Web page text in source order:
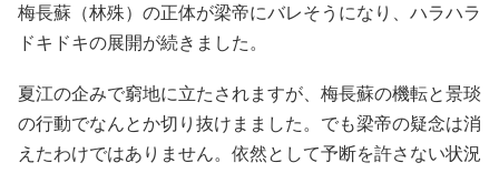
梅長蘇（林殊）の正体が梁帝にバレそうになり、ハラハラ
ドキドキの展開が続きました。
夏江の企みで窮地に立たされますが、梅長蘇の機転と景琰
の行動でなんとか切り抜けまました。でも梁帝の疑念は消
えたわけではありません。依然として予断を許さない状況